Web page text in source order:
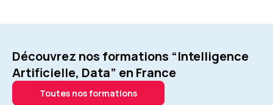
Découvrez nos formations “Intelligence
Artificielle, Data” en France
Toutes nos formations